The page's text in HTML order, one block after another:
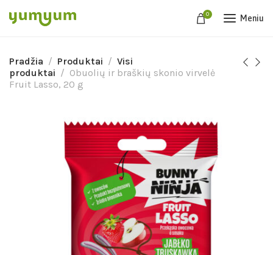
0 Meniu
Pradžia Produktai
Visi
produktai
Obuolių ir braškių skonio virvelė
Fruit Lasso, 20 g